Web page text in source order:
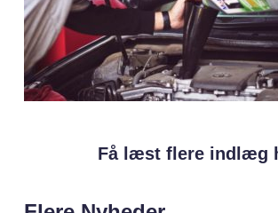
Få læst flere indlæg